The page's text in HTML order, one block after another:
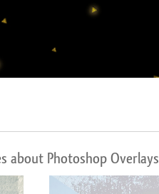
about Photoshop Overlays